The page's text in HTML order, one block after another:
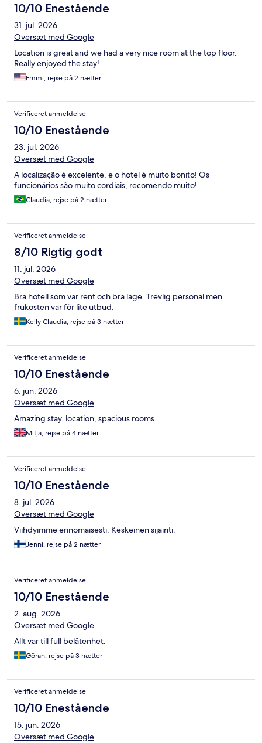
10/10 Enestående
31. jul. 2026
Oversæt med Google
Location is great and we had a very nice room at the top floor.
Really enjoyed the stay!
Emmi, rejse på 2 nætter
Verificeret anmeldelse
10/10 Enestående
23. jul. 2026
Oversæt med Google
A localização é excelente, e o hotel é muito bonito! Os
funcionários são muito cordiais, recomendo muito!
Claudia, rejse på 2 nætter
Verificeret anmeldelse
8/10 Rigtig godt
11. jul. 2026
Oversæt med Google
Bra hotell som var rent och bra läge. Trevlig personal men
frukosten var för lite utbud.
Kelly Claudia, rejse på 3 nætter
Verificeret anmeldelse
10/10 Enestående
6. jun. 2026
Oversæt med Google
Amazing stay. location, spacious rooms.
Mitja, rejse på 4 nætter
Verificeret anmeldelse
10/10 Enestående
8. jul. 2026
Oversæt med Google
Viihdyimme erinomaisesti. Keskeinen sijainti.
Jenni, rejse på 2 nætter
Verificeret anmeldelse
10/10 Enestående
2. aug. 2026
Oversæt med Google
Allt var till full belåtenhet.
Göran, rejse på 3 nætter
Verificeret anmeldelse
10/10 Enestående
15. jun. 2026
Oversæt med Google